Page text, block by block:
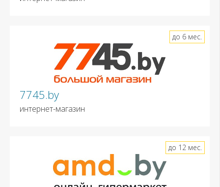
7745.by
интернет-магазин
до 6 мес.
до 12 мес.